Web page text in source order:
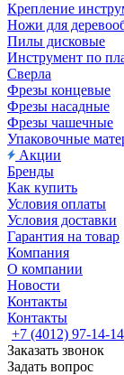
Крепление
Ножи для
Пилы дисковые
Инструмент по
Сверла
Фрезы концевые
Фрезы насадные
Фрезы чашечные
Упаковочные
Акции
Бренды
Как купить
Условия оплаты
Условия доставки
Гарантия на товар
Компания
О компании
Новости
Контакты
Контакты
+7 (4012) 97-14-14
Заказать звонок
Задать вопрос